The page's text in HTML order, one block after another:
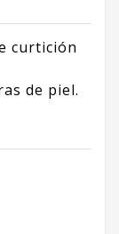
curtición
de piel.